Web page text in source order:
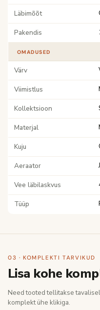
Läbimõõt
Pakendis
OMADUSED
Värv
Viimistlus
Kollektsioon
Materjal
Kuju
Aeraator
Vee läbilaskvus
Tüüp
03 · KOMPLEKTI TARVIKUD
Lisa kohe
Need tooted tellitakse
komplekt ühe klikiga.